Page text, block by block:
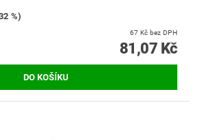
%)
67 Kč bez DPH
81,07 Kč